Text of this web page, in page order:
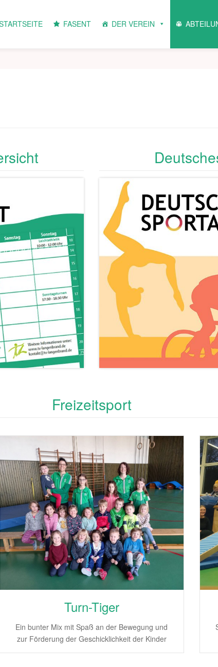
FASENT DER VEREIN
Freizeitsport
Turn-Tiger
Ein bunter Mix mit Spaß an der Bewegung und
zur Förderung der Geschicklichkeit der Kinder